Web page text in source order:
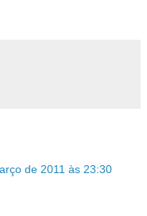
de 2011 às 23:30